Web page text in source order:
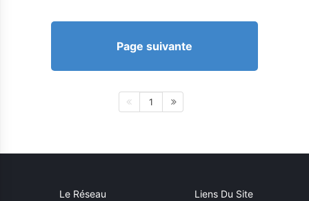
Page suivante
1
Le Réseau Liens Du Site